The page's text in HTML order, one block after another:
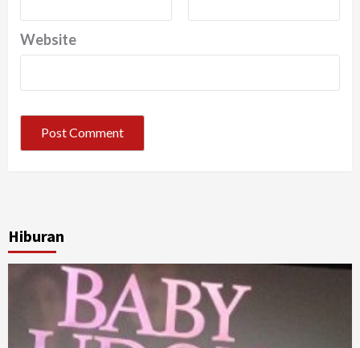
Website
Hiburan